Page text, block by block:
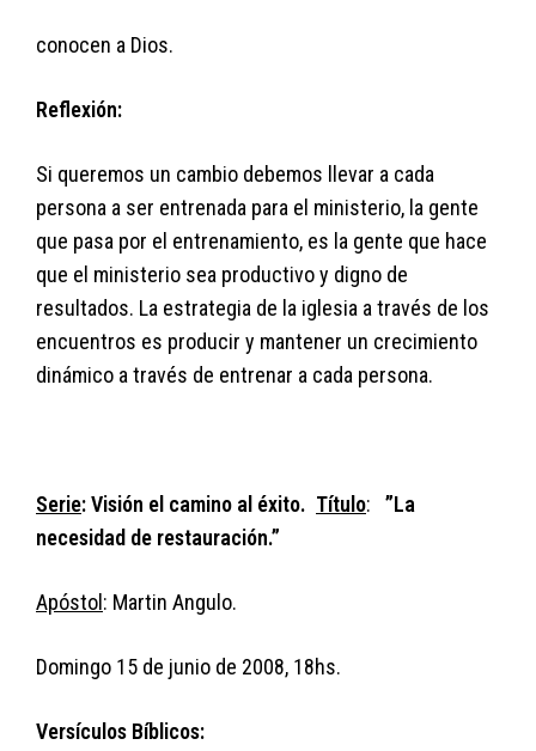
conocen a Dios.
Reflexión:
Si queremos un cambio debemos llevar a cada
persona a ser entrenada para el ministerio, la gente
que pasa por el entrenamiento, es la gente que hace
que el ministerio sea productivo y digno de
resultados. La estrategia de la iglesia a través de los
encuentros es producir y mantener un crecimiento
dinámico a través de entrenar a cada persona.
Serie: Visión el camino al éxito. Título: ”La
necesidad de restauración.”
Apóstol : Martin Angulo.
Domingo 15 de junio de 2008, 18hs.
Versículos Bíblicos: